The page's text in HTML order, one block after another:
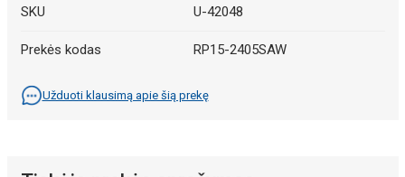
SKU U-42048
Prekės kodas RP15-2405SAW
Užduoti klausimą apie šią prekę